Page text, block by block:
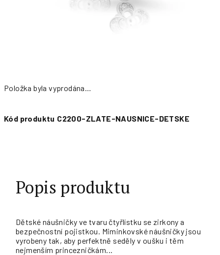
Položka byla vyprodána…
cena:
Kód produktu C2200-ZLATE-NAUSNICE-DETSKE
Popis produktu
Dětské náušničky ve tvaru čtyřlístku se zirkony a
bezpečnostní pojistkou. Miminkovské náušničky jsou
vyrobeny tak, aby perfektně seděly v oušku i těm
nejmenším princezničkám...